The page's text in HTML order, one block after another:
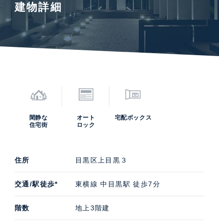
建物詳細
閑静な
住宅街
オート
ロック
宅配ボックス
住所 目黒区上目黒３
交通/駅徒歩* 東横線 中目黒駅 徒歩7分
階数 地上3階建